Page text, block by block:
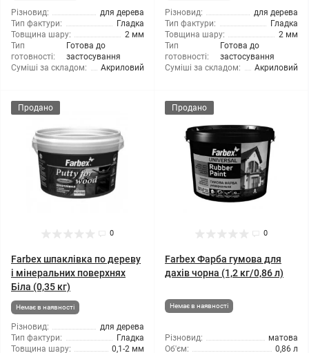
Різновид:
для дерева
Тип фактури:
Гладка
Товщина шару:
2 мм
Тип
готовності:
Готова до
застосування
Суміші за складом:
Акриловий
Різновид:
для дерева
Тип фактури:
Гладка
Товщина шару:
2 мм
Тип
готовності:
Готова до
застосування
Суміші за складом:
Акриловий
Продано
0
Farbex шпаклівка по дереву
і мінеральних поверхнях
Біла (0,35 кг)
Немає в наявності
Різновид:
для дерева
Тип фактури:
Гладка
Товщина шару:
0,1-2 мм
Продано
0
Farbex Фарба гумова для
дахів чорна (1,2 кг/0,86 л)
Немає в наявності
Різновид:
матова
Об'єм:
0,86 л